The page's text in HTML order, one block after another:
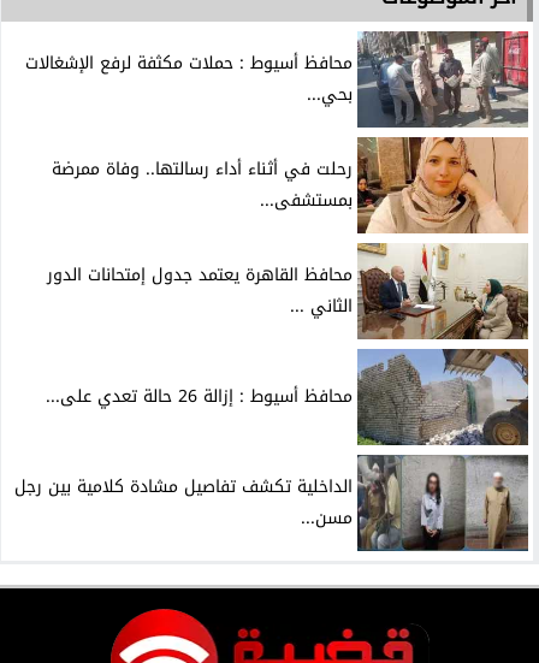
محافظ أسيوط : حملات مكثفة لرفع الإشغالات
بحي...
رحلت في أثناء أداء رسالتها.. وفاة ممرضة
بمستشفى...
محافظ القاهرة يعتمد جدول إمتحانات الدور
الثاني ...
محافظ أسيوط : إزالة 26 حالة تعدي على...
الداخلية تكشف تفاصيل مشادة كلامية بين رجل
مسن...